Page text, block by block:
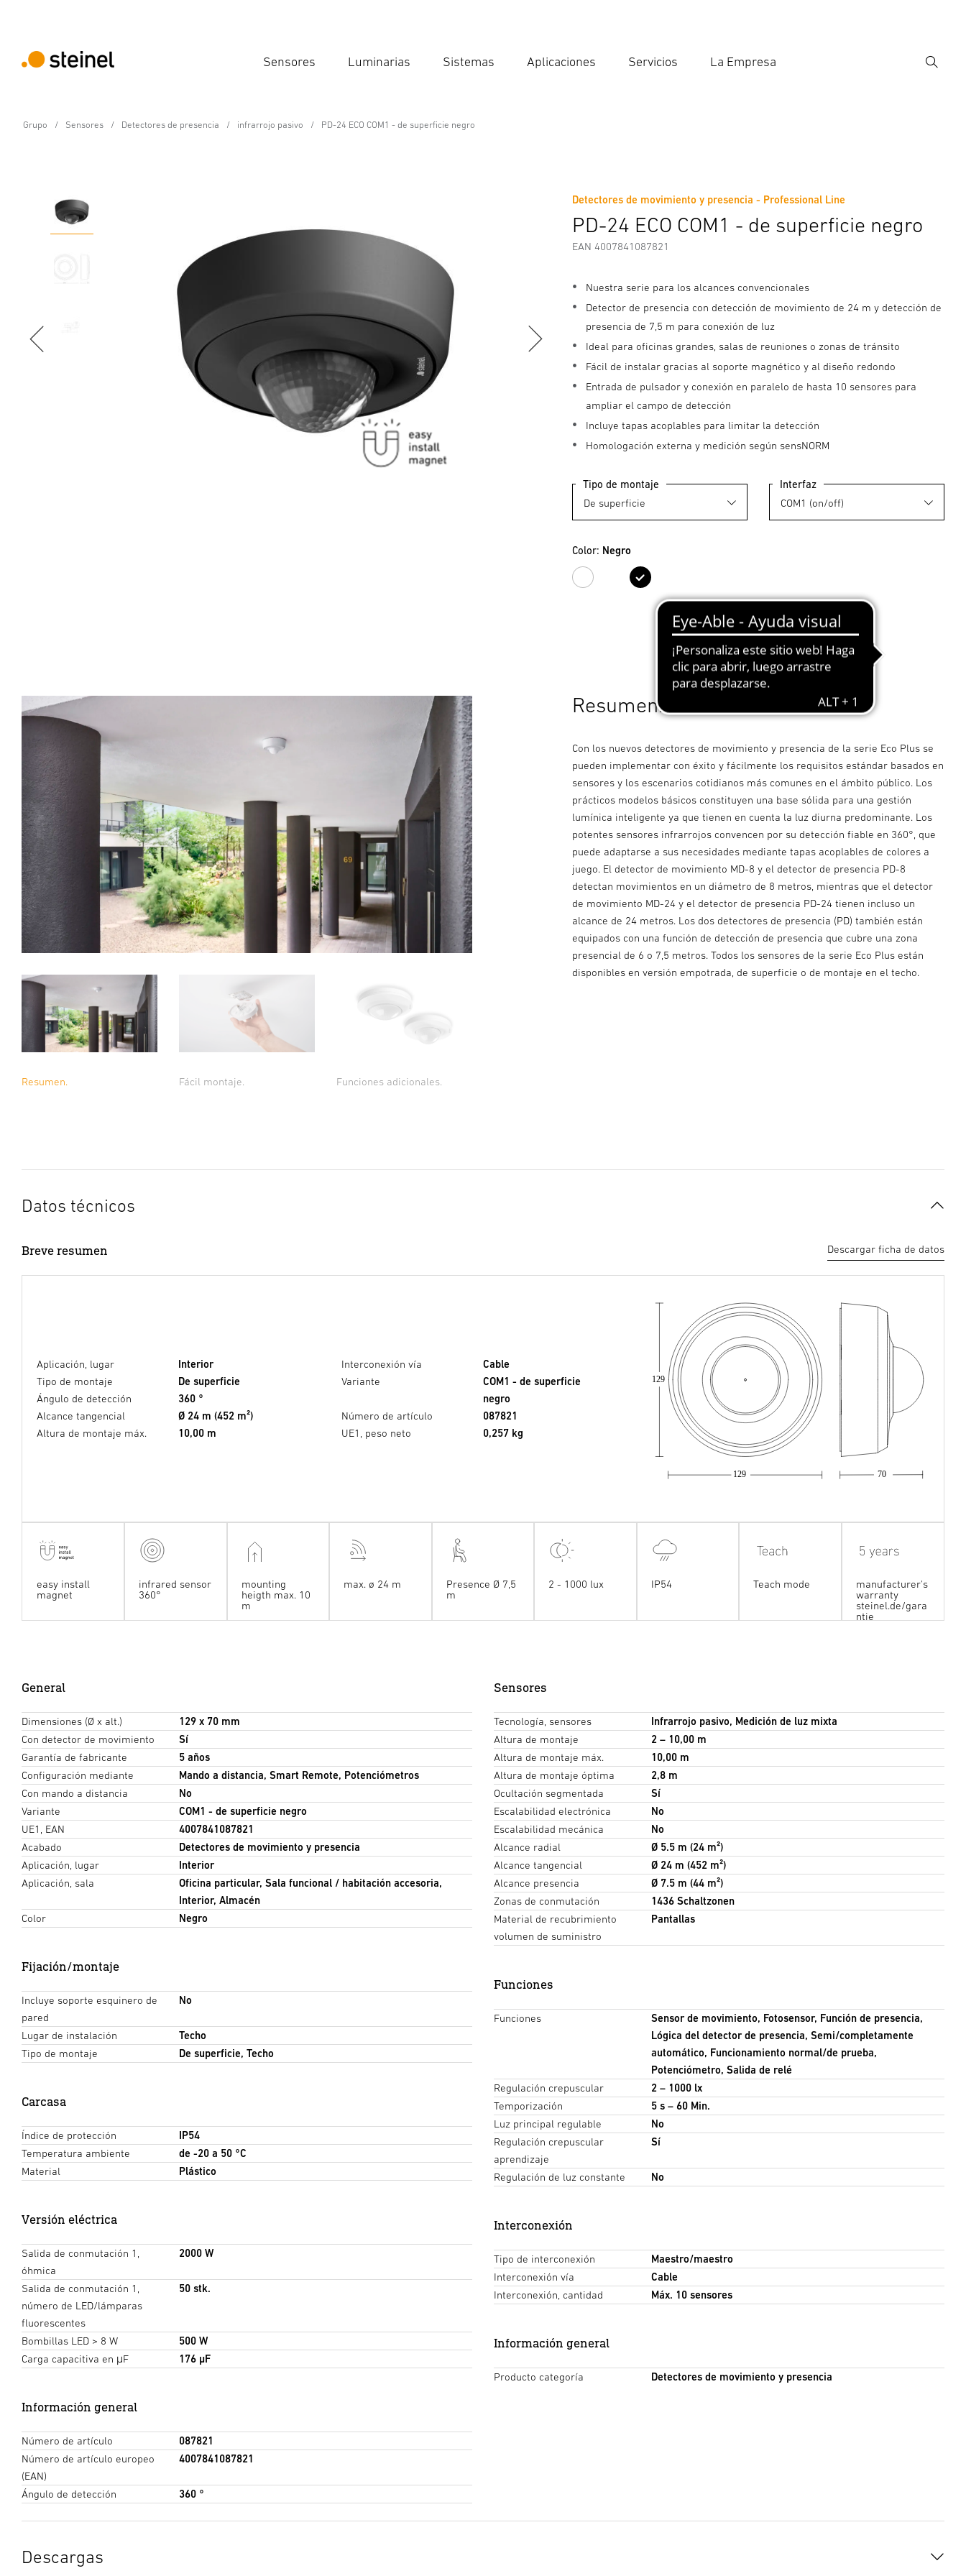
Sensores Luminarias Sistemas Aplicaciones Servicios La Empresa
Grupo Sensores Detectores de presencia infrarrojo pasivo PD-24 ECO COM1 - de superficie negro
Detectores de movimiento y presencia - Professional Line
PD-24 ECO COM1 - de superficie negro
EAN 4007841087821
Nuestra serie para los alcances convencionales
Detector de presencia con detección de movimiento de 24 m y detección de
presencia de 7,5 m para conexión de luz
Ideal para oficinas grandes, salas de reuniones o zonas de tránsito
Fácil de instalar gracias al soporte magnético y al diseño redondo
Entrada de pulsador y conexión en paralelo de hasta 10 sensores para
ampliar el campo de detección
Incluye tapas acoplables para limitar la detección
Homologación externa y medición según sensNORM
Tipo de montaje Interfaz
Color: Negro
BlancoNegro
Propiedades Información del fabricante Accesorios
Resumen. Fácil montaje. Funciones adicionales.
Resumen.
Con los nuevos detectores de movimiento y presencia de la serie Eco Plus se
pueden implementar con éxito y fácilmente los requisitos estándar basados en
sensores y los escenarios cotidianos más comunes en el ámbito público. Los
prácticos modelos básicos constituyen una base sólida para una gestión
lumínica inteligente ya que tienen en cuenta la luz diurna predominante. Los
potentes sensores infrarrojos convencen por su detección fiable en 360°, que
puede adaptarse a sus necesidades mediante tapas acoplables de colores a
juego. El detector de movimiento MD-8 y el detector de presencia PD-8
detectan movimientos en un diámetro de 8 metros, mientras que el detector
de movimiento MD-24 y el detector de presencia PD-24 tienen incluso un
alcance de 24 metros. Los dos detectores de presencia (PD) también están
equipados con una función de detección de presencia que cubre una zona
presencial de 6 o 7,5 metros. Todos los sensores de la serie Eco Plus están
disponibles en versión empotrada, de superficie o de montaje en el techo.
Datos técnicos
Breve resumen Descargar ficha de datos
Aplicación, lugar
Interior
Tipo de montaje
De superficie
Ángulo de detección
360 °
Alcance tangencial
Ø 24 m (452 m²)
Altura de montaje máx.
10,00 m
Interconexión vía
Cable
Variante
COM1 - de superficie
negro
Número de artículo
087821
UE1, peso neto
0,257 kg
70
129
129
easy install
magnet
infrared sensor
360°
mounting
heigth max. 10
m
max. ø 24 m
Presence Ø 7,5
m
2 - 1000 lux IP54 Teach mode
manufacturer's
warranty
steinel.de/gara
ntie
General
Dimensiones (Ø x alt.)
129 x 70 mm
Con detector de movimiento
Sí
Garantía de fabricante
5 años
Configuración mediante
Mando a distancia, Smart Remote, Potenciómetros
Con mando a distancia
No
Variante
COM1 - de superficie negro
UE1, EAN
4007841087821
Acabado
Detectores de movimiento y presencia
Aplicación, lugar
Interior
Aplicación, sala
Oficina particular, Sala funcional / habitación accesoria,
Interior, Almacén
Color
Negro
Fijación/montaje
Incluye soporte esquinero de
pared
No
Lugar de instalación
Techo
Tipo de montaje
De superficie, Techo
Carcasa
Índice de protección
IP54
Temperatura ambiente
de -20 a 50 °C
Material
Plástico
Versión eléctrica
Salida de conmutación 1,
óhmica
2000 W
Salida de conmutación 1,
número de LED/lámparas
fluorescentes
50 stk.
Bombillas LED > 8 W
500 W
Carga capacitiva en μF
176 µF
Información general
Número de artículo
087821
Número de artículo europeo
(EAN)
4007841087821
Ángulo de detección 360 °
Sensores
Tecnología, sensores
Infrarrojo pasivo, Medición de luz mixta
Altura de montaje
2 – 10,00 m
Altura de montaje máx.
10,00 m
Altura de montaje óptima
2,8 m
Ocultación segmentada
Sí
Escalabilidad electrónica
No
Escalabilidad mecánica
No
Alcance radial
Ø 5.5 m (24 m²)
Alcance tangencial
Ø 24 m (452 m²)
Alcance presencia
Ø 7.5 m (44 m²)
Zonas de conmutación
1436 Schaltzonen
Material de recubrimiento
volumen de suministro
Pantallas
Funciones
Funciones
Sensor de movimiento, Fotosensor, Función de presencia,
Lógica del detector de presencia, Semi/completamente
automático, Funcionamiento normal/de prueba,
Potenciómetro, Salida de relé
Regulación crepuscular
2 – 1000 lx
Temporización
5 s – 60 Min.
Luz principal regulable
No
Regulación crepuscular
aprendizaje
Sí
Regulación de luz constante No
Interconexión
Tipo de interconexión
Maestro/maestro
Interconexión vía
Cable
Interconexión, cantidad
Máx. 10 sensores
Información general
Producto categoría Detectores de movimiento y presencia
Descargas